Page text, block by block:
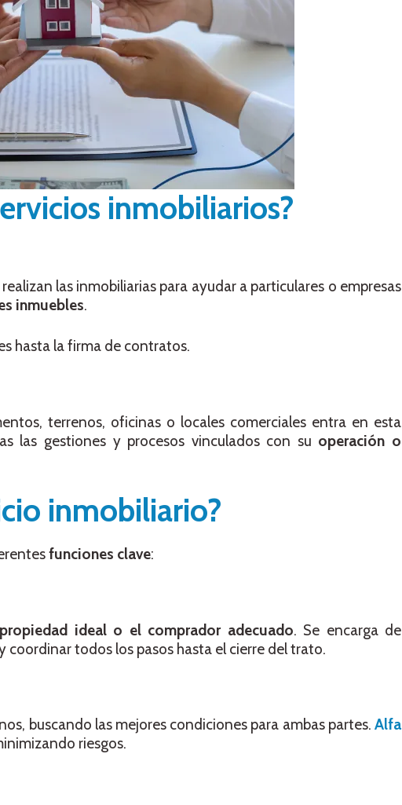
inmobiliarios?
las inmobiliarias para ayudar a particulares o empresas
inmuebles.
hasta la firma de contratos.
terrenos, oficinas o locales comerciales entra en esta
las gestiones y procesos vinculados con su operación o
inmobiliario?
funciones clave:
ideal o el comprador adecuado. Se encarga de
todos los pasos hasta el cierre del trato.
buscando las mejores condiciones para ambas partes. Alfa
riesgos.